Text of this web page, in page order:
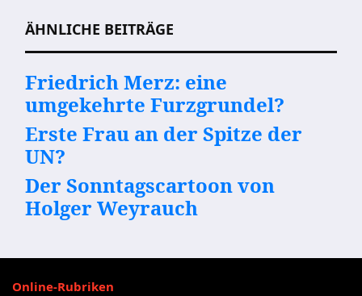
ÄHNLICHE BEITRÄGE
Friedrich Merz: eine
umgekehrte Furzgrundel?
Erste Frau an der Spitze der
UN?
Der Sonntagscartoon von
Holger Weyrauch
Online-Rubriken